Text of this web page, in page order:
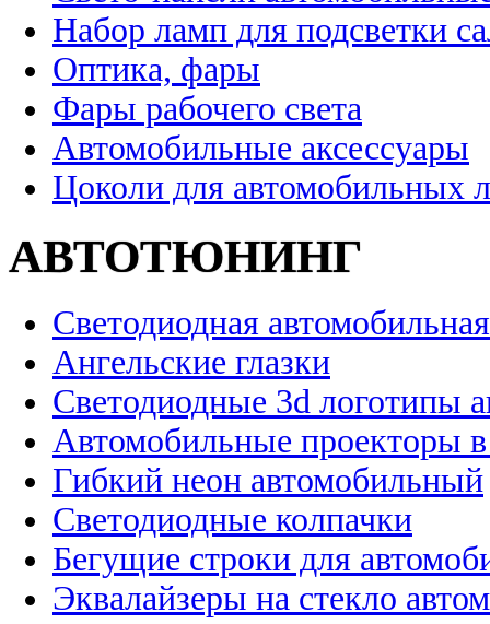
Набор ламп для подсветки
Оптика, фары
Фары рабочего света
Автомобильные аксессуары
Цоколи для автомобильных
АВТОТЮНИНГ
Светодиодная
Ангельские глазки
Светодиодные 3d логотипы
Автомобильные проекторы
Гибкий неон автомобильный
Светодиодные колпачки
Бегущие строки для
Эквалайзеры на стекло